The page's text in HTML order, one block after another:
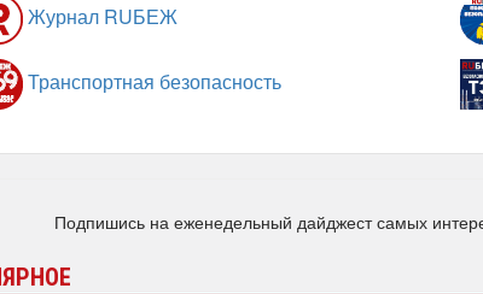
Журнал RUБЕЖ
Транспортная безопасность
Подпишись на еженедельный дайджест самых